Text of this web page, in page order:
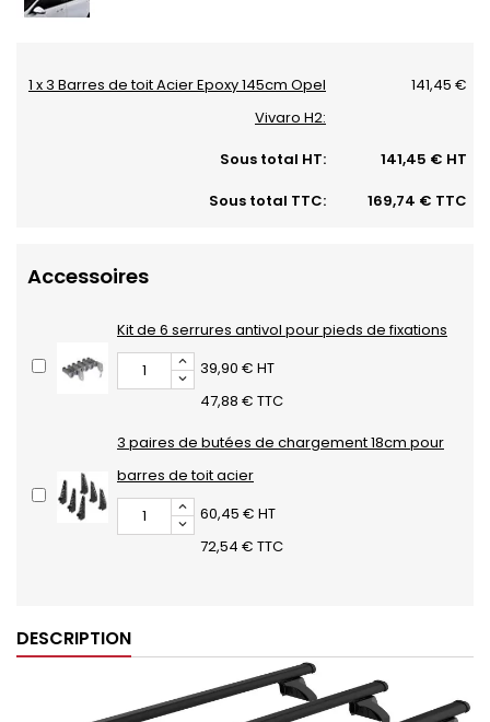
1 x 3 Barres de toit Acier Epoxy 145cm Opel
Vivaro H2:
141,45 €
Sous total HT:
141,45 € HT
Sous total TTC:
169,74 € TTC
Accessoires
Kit de 6 serrures antivol pour pieds de fixations
39,90 € HT
47,88 € TTC
3 paires de butées de chargement 18cm pour
barres de toit acier
60,45 € HT
72,54 € TTC
DESCRIPTION